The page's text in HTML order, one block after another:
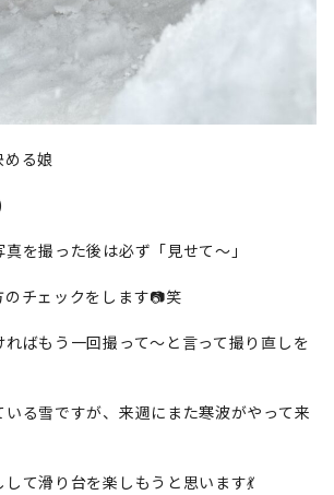
る娘
を撮った後は必ず「見せて〜」
のチェックをします📷笑
ばもう一回撮って〜と言って撮り直しを
笑
る雪ですが、来週にまた寒波がやって来
て滑り台を楽しもうと思います💃